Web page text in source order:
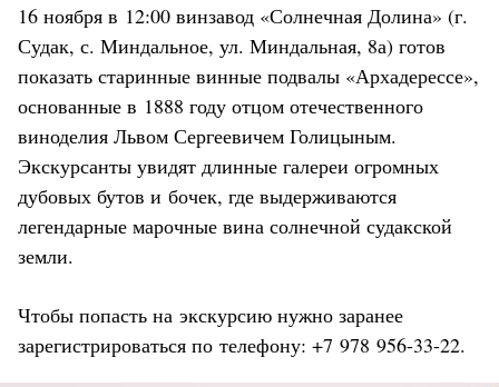
16 ноября в 12:00 винзавод «Солнечная Долина» (г.
Судак, с. Миндальное, ул. Миндальная, 8а) готов
показать старинные винные подвалы «Архадерессе»,
основанные в 1888 году отцом отечественного
виноделия Львом Сергеевичем Голицыным.
Экскурсанты увидят длинные галереи огромных
дубовых бутов и бочек, где выдерживаются
легендарные марочные вина солнечной судакской
земли.
Чтобы попасть на экскурсию нужно заранее
зарегистрироваться по телефону: +7 978 956-33-22.